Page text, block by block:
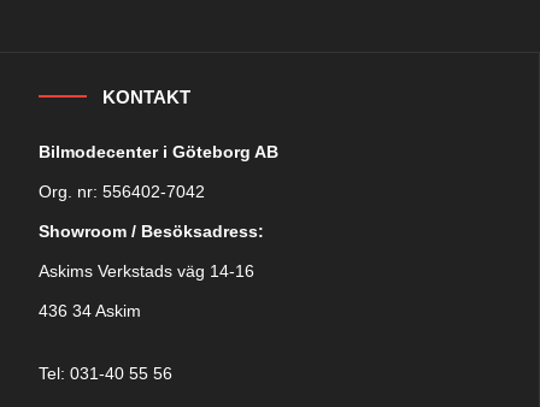
KONTAKT
Bilmodecenter i Göteborg AB
Org. nr: 556402-7042
Showroom / Besöksadress:
Askims Verkstads väg 14-16
436 34 Askim
Tel: 031-40 55 56